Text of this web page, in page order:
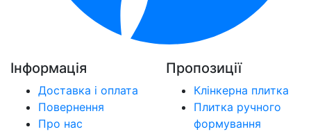
Інформація
Доставка і оплата
Повернення
Про нас
Пропозиції
Клінкерна плитка
Плитка ручного
формування